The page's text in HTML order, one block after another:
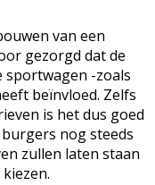
van een
gezorgd dat de
sportwagen -zoals
beïnvloed. Zelfs
is het dus goed
nog steeds
zullen laten staan